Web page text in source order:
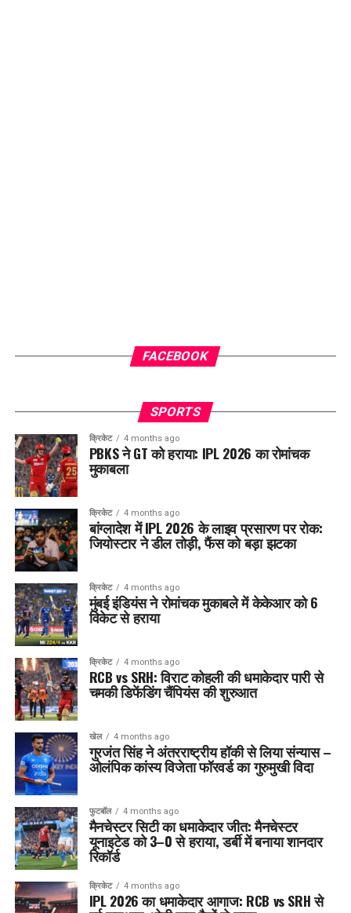
FACEBOOK
SPORTS
क्रिकेट 4 months ago
PBKS ने GT को हराया: IPL 2026 का रोमांचक
मुकाबला
क्रिकेट 4 months ago
बांग्लादेश में IPL 2026 के लाइव प्रसारण पर रोक:
जियोस्टार ने डील तोड़ी, फैंस को बड़ा झटका
क्रिकेट 4 months ago
मुंबई इंडियंस ने रोमांचक मुकाबले में केकेआर को 6
विकेट से हराया
क्रिकेट 4 months ago
RCB vs SRH: विराट कोहली की धमाकेदार पारी से
चमकी डिफेंडिंग चैंपियंस की शुरुआत
खेल 4 months ago
गुरजंत सिंह ने अंतरराष्ट्रीय हॉकी से लिया संन्यास –
ओलंपिक कांस्य विजेता फॉरवर्ड का गुरुमुखी विदा
फुटबॉल 4 months ago
मैनचेस्टर सिटी का धमाकेदार जीत: मैनचेस्टर
यूनाइटेड को 3–0 से हराया, डर्बी में बनाया शानदार
रिकॉर्ड
क्रिकेट 4 months ago
IPL 2026 का धमाकेदार आगाज: RCB vs SRH से